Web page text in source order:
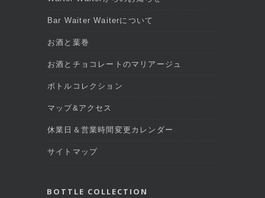
Bar Waiter Waiterについて
お酒と葉巻
お酒とチョコレートのマリアージュ
ボトルコレクション
マップ&アクセス
休業日＆営業時間変更カレンダー
サイトマップ
BOTTLE COLLECTION